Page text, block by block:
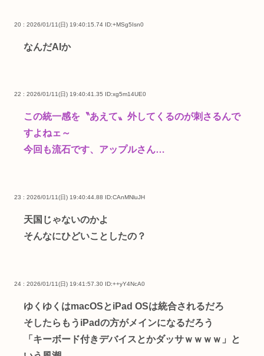
20 : 2026/01/11(日) 19:40:15.74 ID:+MSg5Isn0
なんだAIか
22 : 2026/01/11(日) 19:40:41.35 ID:xg5m14UE0
この統一感を〝あえて〟外してくるのが刺さるんで
すよねェ～
今回も流石です、アップルさん…
23 : 2026/01/11(日) 19:40:44.88 ID:CAnMNluJH
天国じゃないのかよ
そんなにひどいことしたの？
24 : 2026/01/11(日) 19:41:57.30 ID:++yY4NcA0
ゆくゆくはmacOSとiPad OSは統合されるだろ
そしたらもうiPadの方がメインになるだろう
「キーボード付きデバイスとかダッサｗｗｗｗ」と